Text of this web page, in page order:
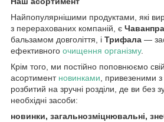
Найпопулярнішими продуктами, які
з перерахованих компаній, є
бальзамом довголіття, і Трифала —
ефективного очищення організму.
Крім того, ми постійно поповнюємо свій
асортимент новинками , привезеними
розбитий на зручні розділи, де ви без
необхідні засоби:
новинки, загальнозміцнювальні,